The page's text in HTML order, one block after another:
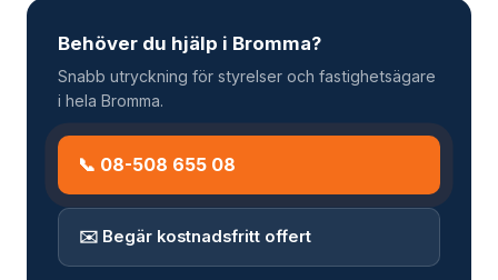
Behöver du hjälp i Bromma?
Snabb utryckning för styrelser och fastighetsägare
i hela Bromma.
📞 08-508 655 08
✉️ Begär kostnadsfritt offert